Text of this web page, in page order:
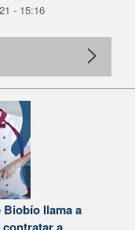
- 15:16
llama a